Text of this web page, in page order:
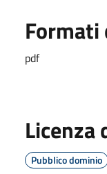
pdf
Pubblico dominio